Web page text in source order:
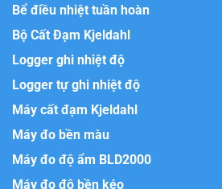
Bể điều nhiệt tuần hoàn
Bộ Cất Đạm Kjeldahl
Logger ghi nhiệt độ
Logger tự ghi nhiệt độ
Máy cất đạm Kjeldahl
Máy đo bền màu
Máy đo độ ẩm BLD2000
Máy đo độ bền kéo